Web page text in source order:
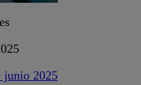
junio 2025